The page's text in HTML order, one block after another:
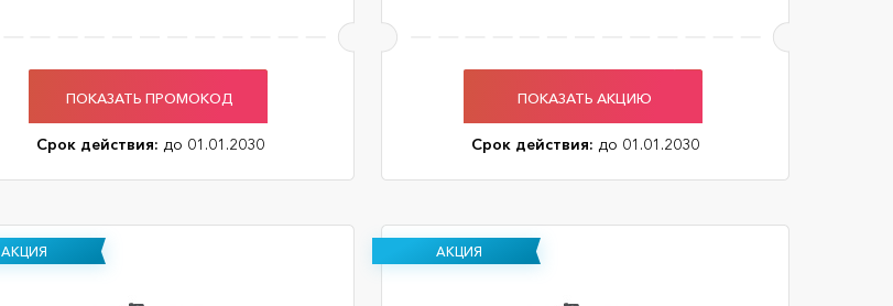
ПОКАЗАТЬ ПРОМОКОД
Срок действия: до 01.01.2030
ПОКАЗАТЬ АКЦИЮ
Срок действия: до 01.01.2030
АКЦИЯ АКЦИЯ